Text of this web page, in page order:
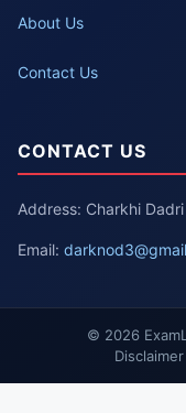
About Us
Contact Us
CONTACT US
Address: Charkhi Dadri
Email:
© 2026